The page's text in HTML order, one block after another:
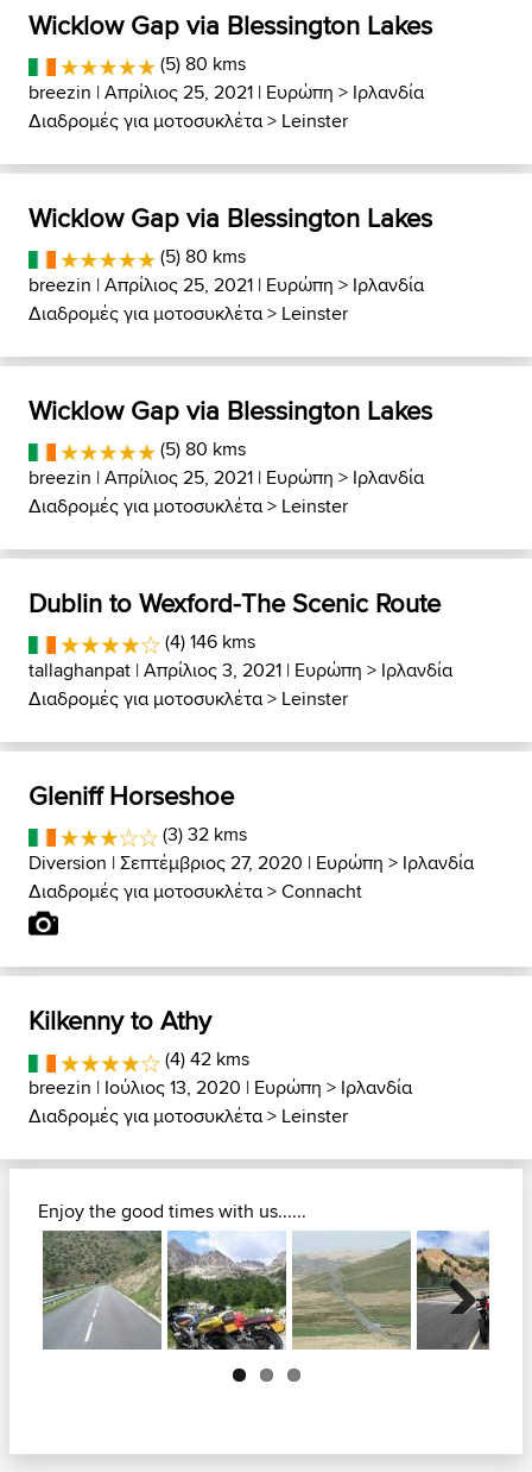
Wicklow Gap via Blessington Lakes
(5) 80 kms
breezin | Απρίλιος 25, 2021 | Ευρώπη > Ιρλανδία
Διαδρομές για μοτοσυκλέτα> Leinster
Wicklow Gap via Blessington Lakes
(5) 80 kms
breezin | Απρίλιος 25, 2021 | Ευρώπη > Ιρλανδία
Διαδρομές για μοτοσυκλέτα> Leinster
Wicklow Gap via Blessington Lakes
(5) 80 kms
breezin | Απρίλιος 25, 2021 | Ευρώπη > Ιρλανδία
Διαδρομές για μοτοσυκλέτα> Leinster
Dublin to Wexford-The Scenic Route
(4) 146 kms
tallaghanpat | Απρίλιος 3, 2021 | Ευρώπη > Ιρλανδία
Διαδρομές για μοτοσυκλέτα> Leinster
Gleniff Horseshoe
(3) 32 kms
Diversion | Σεπτέμβριος 27, 2020 | Ευρώπη > Ιρλανδία
Διαδρομές για μοτοσυκλέτα>Connacht
Kilkenny to Athy
(4) 42 kms
breezin | Ιούλιος 13, 2020 | Ευρώπη > Ιρλανδία
Διαδρομές για μοτοσυκλέτα> Leinster
Enjoy the good times with us......
Next